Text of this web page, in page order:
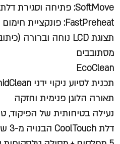
SoftMove: פתיחה וסגירת דלת רכה ללא טריקה
FastPreheat: פונקציית חימום מהיר מראש
מסתובבים
EcoClean
תכנית לסיוע ניקוי ידני humidClean
תאורה הלוגן פנימית וחזקה
נעילה בטיחותית של הפיקוד,
דלת CoolTouch הבנויה מ-3 שכבות של זכוכית מחוסמת